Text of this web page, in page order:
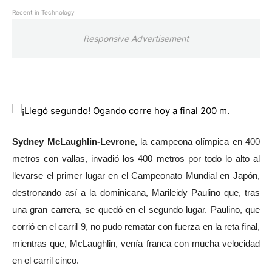
Recent in Technology
Responsive Advertisement
Sydney McLaughlin-Levrone,la campeona olímpica en 400
metros con vallas, invadió los 400 metros por todo lo alto al
llevarse el primer lugar en el Campeonato Mundial en Japón,
destronando así a la dominicana, Marileidy Paulino que, tras
una gran carrera, se quedó en el segundo lugar. Paulino, que
corrió en el carril 9, no pudo rematar con fuerza en la reta final,
mientras que, McLaughlin, venía franca con mucha velocidad
en el carril cinco.